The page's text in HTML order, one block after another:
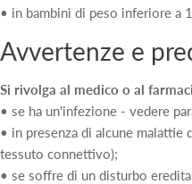
• in bambini di peso inferiore a
Avvertenze e
Si rivolga al medico o al
• se ha un'infezione - vedere
• in presenza di alcune malattie
tessuto connettivo);
• se soffre di un disturbo